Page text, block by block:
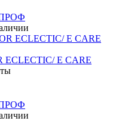
ECLECTIC/ E CARE